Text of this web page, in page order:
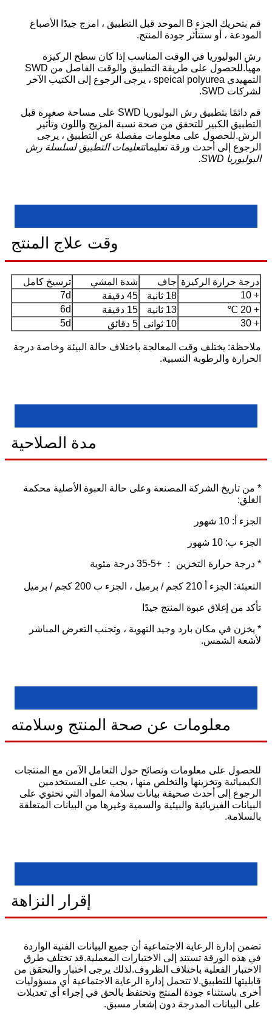
قم بتحريك الجزء B الموحد قبل التطبيق ، امزج جيدًا الأصباغ
المودعة ، أو ستتأثر جودة المنتج.
رش البوليوريا في الوقت المناسب إذا كان سطح الركيزة
مهيأ.للحصول على طريقة التطبيق والوقت الفاصل من SWD
التمهيدي speical polyurea ، يرجى الرجوع إلى الكتيب الآخر
لشركات SWD.
قم دائمًا بتطبيق رش البوليوريا SWD على مساحة صغيرة قبل
التطبيق الكبير للتحقق من صحة نسبة المزيج واللون وتأثير
الرش.للحصول على معلومات مفصلة عن التطبيق ، يرجى
الرجوع إلى أحدث ورقة تعليماتتعليمات التطبيق لسلسلة رش
البوليوريا SWD.
وقت علاج المنتج
درجة حرارة الركيزة جاف شدة المشي
ترسيخ كامل
+ 10
18 ثانية 45 دقيقة
7d
+ 20 ℃
13 ثانية 15 دقيقة
6d
+ 30
10 ثوانى 5 دقائق 5d
ملاحظة: يختلف وقت المعالجة باختلاف حالة البيئة وخاصة درجة
الحرارة والرطوبة النسبية.
مدة الصلاحية
* من تاريخ الشركة المصنعة وعلى حالة العبوة الأصلية محكمة
الغلق:
الجزء أ: 10 شهور
الجزء ب: 10 شهور
* درجة حرارة التخزين ： +5-35 درجة مئوية
التعبئة: الجزء أ 210 كجم / برميل ، الجزء ب 200 كجم / برميل
تأكد من إغلاق عبوة المنتج جيدًا
* يخزن في مكان بارد وجيد التهوية ، وتجنب التعرض المباشر
لأشعة الشمس.
معلومات عن صحة المنتج وسلامته
للحصول على معلومات ونصائح حول التعامل الآمن مع المنتجات
الكيميائية وتخزينها والتخلص منها ، يجب على المستخدمين
الرجوع إلى أحدث صحيفة بيانات سلامة المواد التي تحتوي على
البيانات الفيزيائية والبيئية والسمية وغيرها من البيانات المتعلقة
بالسلامة.
إقرار النزاهة
تضمن إدارة الرعاية الاجتماعية أن جميع البيانات الفنية الواردة
في هذه الورقة تستند إلى الاختبارات المعملية.قد تختلف طرق
الاختبار الفعلية باختلاف الظروف.لذلك يرجى اختبار والتحقق من
قابليتها للتطبيق.لا تتحمل إدارة الرعاية الاجتماعية أي مسؤوليات
أخرى باستثناء جودة المنتج وتحتفظ بالحق في إجراء أي تعديلات
على البيانات المدرجة دون إشعار مسبق.